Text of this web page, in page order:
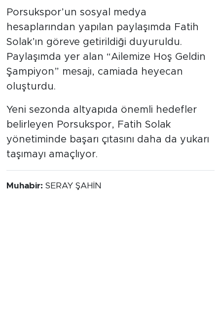
Porsukspor’un sosyal medya
hesaplarından yapılan paylaşımda Fatih
Solak’ın göreve getirildiği duyuruldu.
Paylaşımda yer alan “Ailemize Hoş Geldin
Şampiyon” mesajı, camiada heyecan
oluşturdu.
Yeni sezonda altyapıda önemli hedefler
belirleyen Porsukspor, Fatih Solak
yönetiminde başarı çıtasını daha da yukarı
taşımayı amaçlıyor.
Muhabir: SERAY ŞAHİN